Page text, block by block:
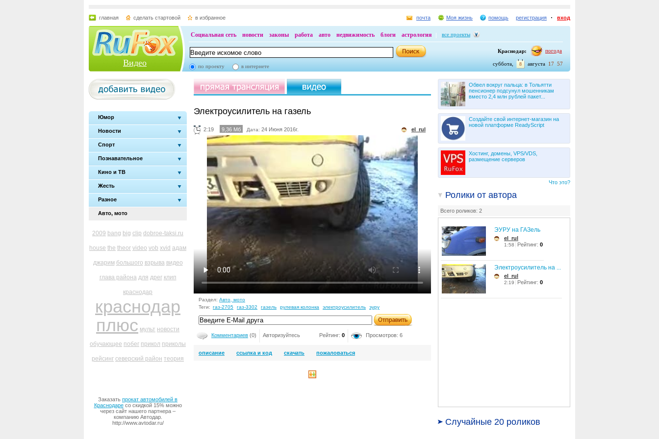
главная сделать стартовой в избранное почта Моя жизнь помощь регистрация вход
Видео
Социальная сеть новости законы работа авто недвижимость блоги астрология все проекты
Краснодар: погода
17 57
августа
8
суббота,
по проекту в интернете
Юмор
Новости
Спорт
Познавательное
Кино и ТВ
Жесть
Разное
Авто, мото
2009 bang big clip dobroe-taksi.ru
house the theor video vob xvid адам
джарим большого взрыва видео
глава района для дрег клип
краснодар
краснодар
плюс мульт новости
обучающее побег прикол приколы
рейсинг северский район теория
Заказать прокат автомобилей в
Краснодаресо скидкой 15% можно
через сайт нашего партнера –
компанию Автодар.
http://www.avtodar.ru/
Обвел вокруг пальца: в Тольятти
пенсионер подсунул мошенникам
вместо 2,4 млн рублей пакет...
Создайте свой интернет-магазин на
новой платформе ReadyScript
Хостинг, домены, VPS/VDS,
размещение серверов
Что это?
Ролики от автора
Всего роликов: 2
ЭУРУ на ГАЗель
el_rul
1:58 Рейтинг: 0
Электроусилитель на ...
el_rul
2:19 Рейтинг: 0
Случайные 20 роликов
Электроусилитель на газель
2:19 9,36 Мб Дата: 24 Июня 2016г. el_rul
Раздел: Авто, мото
Теги: газ-2705 газ-3302 газель рулевая колонка электроусилитель эуру
Комментариев (0) Авторизуйтесь Рейтинг: 0 Просмотров: 6
описание ссылка и код скачать пожаловаться